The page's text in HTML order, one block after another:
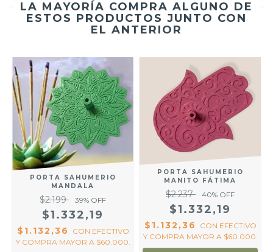
LA MAYORÍA COMPRA ALGUNO DE
ESTOS PRODUCTOS JUNTO CON
EL ANTERIOR
PORTA SAHUMERIO
MANDALA
$2.199 39% OFF
$1.332,19
$1.132,36 CON EFECTIVO
Y COMPRA MAYOR A $60.000.
PORTA SAHUMERIO
MANITO FÁTIMA
$2.237 40% OFF
$1.332,19
$1.132,36 CON EFECTIVO
Y COMPRA MAYOR A $60.000.